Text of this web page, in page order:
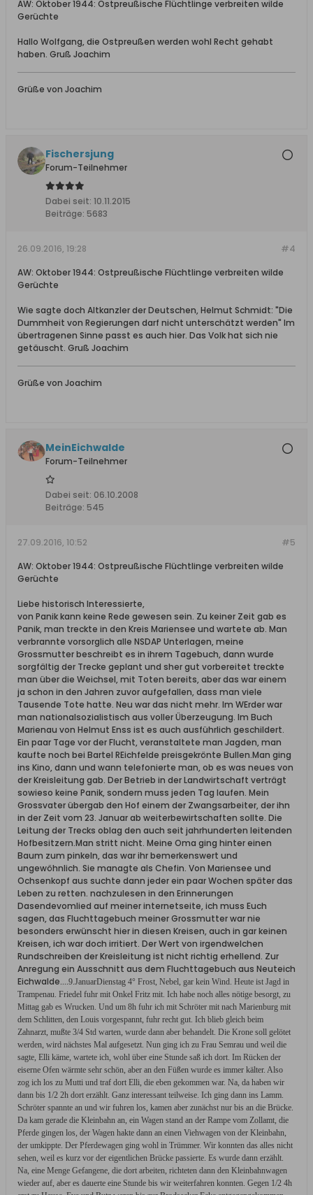
AW: Oktober 1944: Ostpreußische Flüchtlinge verbreiten wilde
Gerüchte
Hallo Wolfgang, die Ostpreußen werden wohl Recht gehabt
haben. Gruß Joachim
Grüße von Joachim
Fischersjung
Forum-Teilnehmer
Dabei seit: 10.11.2015
Beiträge: 5683
#4
26.09.2016, 19:28
AW: Oktober 1944: Ostpreußische Flüchtlinge verbreiten wilde
Gerüchte
Wie sagte doch Altkanzler der Deutschen, Helmut Schmidt: "Die
Dummheit von Regierungen darf nicht unterschätzt werden" Im
übertragenen Sinne passt es auch hier. Das Volk hat sich nie
getäuscht. Gruß Joachim
Grüße von Joachim
MeinEichwalde
Forum-Teilnehmer
Dabei seit: 06.10.2008
Beiträge: 545
#5
27.09.2016, 10:52
AW: Oktober 1944: Ostpreußische Flüchtlinge verbreiten wilde
Gerüchte
Liebe historisch Interessierte,
von Panik kann keine Rede gewesen sein. Zu keiner Zeit gab es
Panik, man treckte in den Kreis Mariensee und wartete ab. Man
verbrannte vorsorglich alle NSDAP Unterlagen, meine
Grossmutter beschreibt es in ihrem Tagebuch, dann wurde
sorgfältig der Trecke geplant und sher gut vorbereitet treckte
man über die Weichsel, mit Toten bereits, aber das war einem
ja schon in den Jahren zuvor aufgefallen, dass man viele
Tausende Tote hatte. Neu war das nicht mehr. Im WErder war
man nationalsozialistisch aus voller Überzeugung. Im Buch
Marienau von Helmut Enss ist es auch ausführlich geschildert.
Ein paar Tage vor der Flucht, veranstaltete man Jagden, man
kaufte noch bei Bartel REichfelde preisgekrönte Bullen.Man ging
ins Kino, dann und wann telefonierte man, ob es was neues von
der Kreisleitung gab. Der Betrieb in der Landwirtschaft verträgt
sowieso keine Panik, sondern muss jeden Tag laufen. Mein
Grossvater übergab den Hof einem der Zwangsarbeiter, der ihn
in der Zeit vom 23. Januar ab weiterbewirtschaften sollte. Die
Leitung der Trecks oblag den auch seit jahrhunderten leitenden
Hofbesitzern.Man stritt nicht. Meine Oma ging hinter einen
Baum zum pinkeln, das war ihr bemerkenswert und
ungewöhnlich. Sie managte als Chefin. Von Mariensee und
Ochsenkopf aus suchte dann jeder ein paar Wochen später das
Leben zu retten. nachzulesen in den Erinnerungen
Dasendevomlied auf meiner internetseite, ich muss Euch
sagen, das Fluchttagebuch meiner Grossmutter war nie
besonders erwünscht hier in diesen Kreisen, auch in gar keinen
Kreisen, ich war doch irritiert. Der Wert von irgendwelchen
Rundschreiben der Kreisleitung ist nicht richtig erhellend. Zur
Anregung ein Ausschnitt aus dem Fluchttagebuch aus Neuteich
Eichwalde....9.JanuarDienstag 4° Frost, Nebel, gar kein Wind. Heute ist Jagd in
Trampenau. Friedel fuhr mit Onkel Fritz mit. Ich habe noch alles nötige besorgt, zu
Mittag gab es Wrucken. Und um 8h fuhr ich mit Schröter mit nach Marienburg mit
dem Schlitten, den Louis vorgespannt, fuhr recht gut. Ich blieb gleich beim
Zahnarzt, mußte 3/4 Std warten, wurde dann aber behandelt. Die Krone soll gelötet
werden, wird nächstes Mal aufgesetzt. Nun ging ich zu Frau Semrau und weil die
sagte, Elli käme, wartete ich, wohl über eine Stunde saß ich dort. Im Rücken der
eiserne Ofen wärmte sehr schön, aber an den Füßen wurde es immer kälter. Also
zog ich los zu Mutti und traf dort Elli, die eben gekommen war. Na, da haben wir
dann bis 1/2 2h dort erzählt. Ganz interessant teilweise. Ich ging dann ins Lamm.
Schröter spannte an und wir fuhren los, kamen aber zunächst nur bis an die Brücke.
Da kam gerade die Kleinbahn an, ein Wagen stand an der Rampe vom Zollamt, die
Pferde gingen los, der Wagen hakte dann an einen Viehwagen von der Kleinbahn,
der umkippte. Der Pferdewagen ging wohl in Trümmer. Wir konnten das alles nicht
sehen, weil es kurz vor der eigentlichen Brücke passierte. Es wurde dann erzählt.
Na, eine Menge Gefangene, die dort arbeiten, richteten dann den Kleinbahnwagen
wieder auf, aber es dauerte eine Stunde bis wir weiterfahren konnten. Gegen 1/2 4h